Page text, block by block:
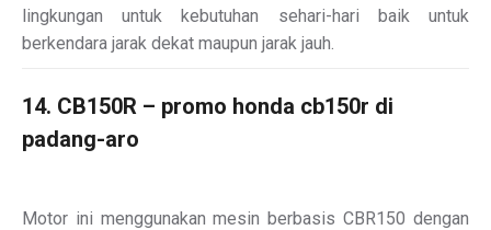
lingkungan untuk kebutuhan sehari-hari baik untuk
berkendara jarak dekat maupun jarak jauh.
14. CB150R – promo honda cb150r di
padang-aro
Motor ini menggunakan mesin berbasis CBR150 dengan